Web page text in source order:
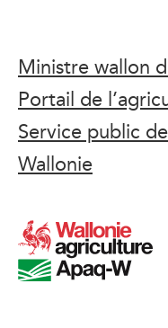
Ministre wallon
Portail de
Service public
Wallonie